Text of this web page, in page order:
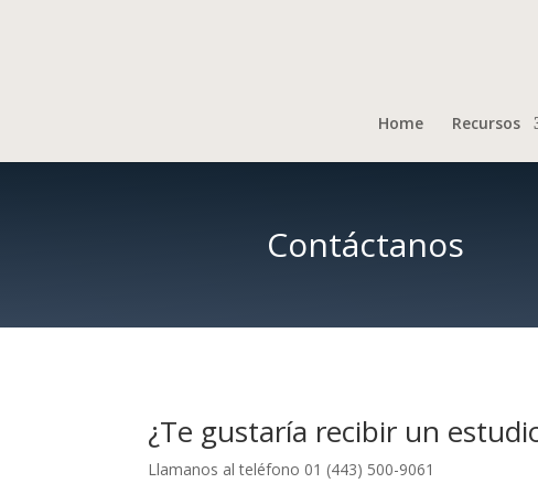
Home Recursos
Contáctanos
¿Te gustaría recibir un
Llamanos al teléfono 01 (443) 500-9061